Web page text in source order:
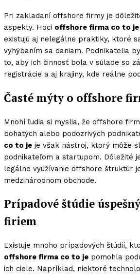
Pri zakladaní offshore firmy je
aspekty. Hoci offshore firma co to je
existujú aj nelegálne praktiky, ktoré
vyhýbaním sa daniam. Podnikatelia
to, aby ich činnosť bola v súlade so
registrácie a aj krajiny, kde reálne
Časté mýty o offshore
Mnohí ľudia si myslia, že offshore
bohatých alebo podozrivých
co to je je však nástroj, ktorý môže
podnikateľom a startupom. Dôležité
legálne využívanie offshore štruktúr
medzinárodnom obchode.
Prípadové štúdie
firiem
Existuje mnoho prípadových štúdií,
offshore firma co to je pomohla
ich ciele. Napríklad, niektoré